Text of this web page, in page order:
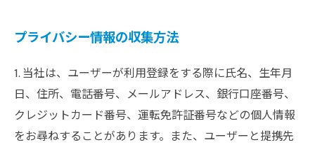
プライバシー情報の収集方法
1. 当社は、ユーザーが利用登録をする際に氏名、生年月
日、住所、電話番号、メールアドレス、銀行口座番号、
クレジットカード番号、運転免許証番号などの個人情報
をお尋ねすることがあります。また、ユーザーと提携先